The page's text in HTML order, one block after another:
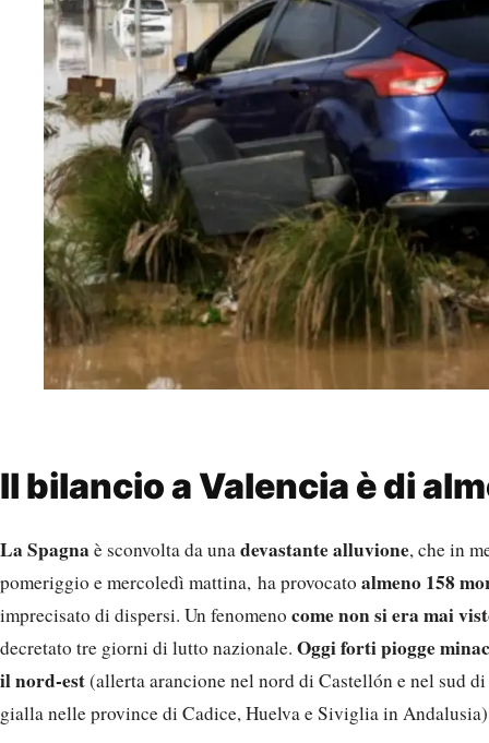
Il bilancio a Valencia è di
La Spagna è sconvolta da unadevastante alluvione, che in
pomeriggio e mercoledì mattina, ha provocato almeno 158
imprecisato di dispersi. Un fenomeno come non si era mai
decretato tre giorni di lutto nazionale. Oggi forti piogge
il nord-est(allerta arancione nel nord di Castellón e nel sud
gialla nelle province di Cadice, Huelva e Siviglia in